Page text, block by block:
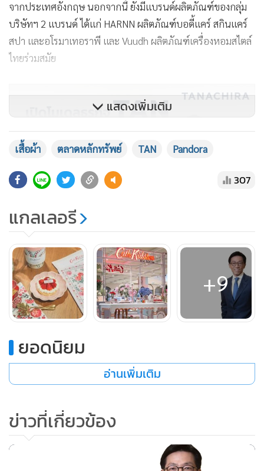
จากประเทศอังกฤษ นอกจากนี้ ยังมีแบรนด์ผลิตภัณฑ์ของกลุ่ม
บริษัทฯ 2 แบรนด์ ได้แก่ HARNN ผลิตภัณฑ์บอดี้แคร์ สกินแคร์
สปา และอโรมาเทอราพี และ Vuudh ผลิตภัณฑ์เครื่องหอมสไตล์
ไทยร่วมสมัย
แสดงเพิ่มเติม
เสื้อผ้า ตลาดหลักทรัพย์ TAN Pandora
307
แกลเลอรี
+9
ยอดนิยม
อ่านเพิ่มเติม
ข่าวที่เกี่ยวข้อง